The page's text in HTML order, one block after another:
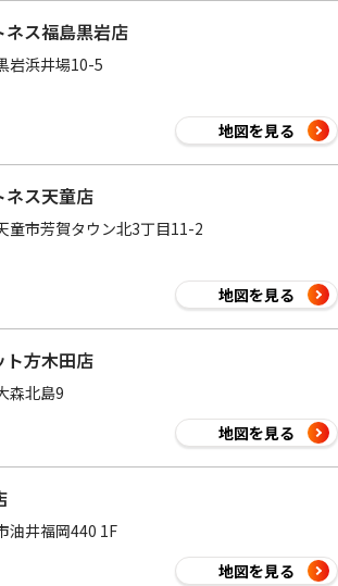
ネス福島黒岩店
岩浜井場10-5
地図を見る
ネス天童店
市芳賀タウン北3丁目11-2
地図を見る
ト方木田店
森北島9
地図を見る
井福岡440 1F
地図を見る